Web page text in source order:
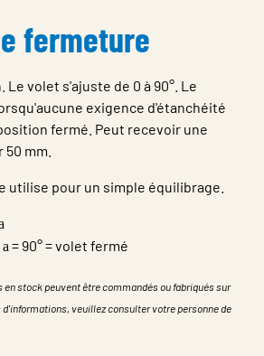
fermeture
Le volet s'ajuste de 0 à 90°. Le
exigence d'étanchéité
fermé. Peut recevoir une
mm.
utilise pour un simple équilibrage.
a = 90° = volet fermé
stock peuvent être commandés ou fabriqués sur
d'informations, veuillez consulter votre personne de